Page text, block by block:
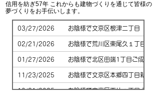
信用を紡ぎ57年 これからも建物づくりを通じて皆様の
夢づくりをお手伝いします。
03/27/2026 お陰様で文京区根津二丁目 建築
02/21/2026 お陰様で荒川区東尾久１丁目新
01/27/2026 お陰様で北区田端1丁目ご成約新
11/23/2025 お陰様で文京区本郷四丁目新築戸
10/31/2025 お陰様で文京区西片１丁目土地、